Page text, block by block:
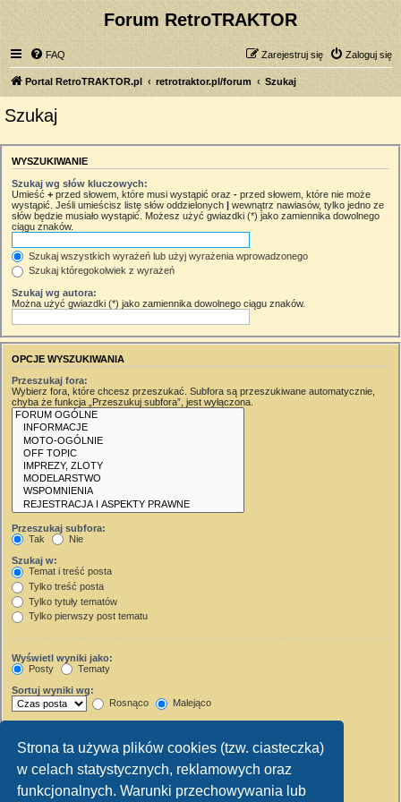
Strona ta używa plików cookies (tzw. ciasteczka)
w celach statystycznych, reklamowych oraz
funkcjonalnych. Warunki przechowywania lub
Forum RetroTRAKTOR
FAQ Zaloguj się
Zarejestruj się
Portal RetroTRAKTOR.pl retrotraktor.pl/forum Szukaj
Szukaj
WYSZUKIWANIE
Szukaj wg słów kluczowych:
Umieść + przed słowem, które musi wystąpić oraz - przed słowem, które nie może
wystąpić. Jeśli umieścisz listę słów oddzielonych | wewnątrz nawiasów, tylko jedno ze
słów będzie musiało wystąpić. Możesz użyć gwiazdki (*) jako zamiennika dowolnego
ciągu znaków.
Szukaj wszystkich wyrażeń lub użyj wyrażenia wprowadzonego
Szukaj któregokolwiek z wyrażeń
Szukaj wg autora:
Można użyć gwiazdki (*) jako zamiennika dowolnego ciągu znaków.
OPCJE WYSZUKIWANIA
Przeszukaj fora:
Wybierz fora, które chcesz przeszukać. Subfora są przeszukiwane automatycznie,
chyba że funkcja „Przeszukuj subfora”, jest wyłączona.
Przeszukaj subfora:
Tak
Nie
Szukaj w:
Temat i treść posta
Tylko treść posta
Tylko tytuły tematów
Tylko pierwszy post tematu
Wyświetl wyniki jako:
Posty
Tematy
Sortuj wyniki wg:
Rosnąco
Malejąco
Wyświetl pierwsze:
Ustaw 0, aby wyświetlić cały post.
znaków w poście